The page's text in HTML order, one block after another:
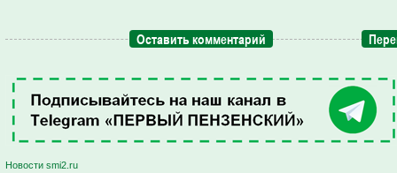
Оставить комментарий
Новости smi2.ru